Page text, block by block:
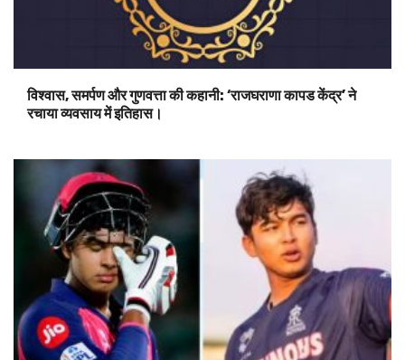
विश्वास, समर्पण और गुणवत्ता की कहानी: ‘राजघराणा कापड केंद्र’ ने
रचाया व्यवसाय में इतिहास।